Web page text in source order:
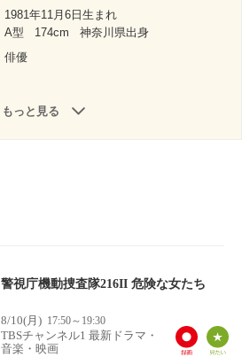
1981年11月6日生まれ
A型
174cm
神奈川県出身
俳優
もっと見る
警視庁機動捜査隊216II 危険な女たち
8/10(月) 17:50～19:30
TBSチャンネル1 最新ドラマ・
音楽・映画